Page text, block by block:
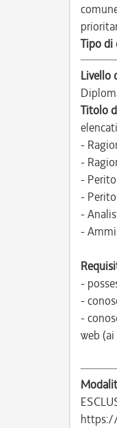
Tipo di
Livello
Titolo
-
-
-
-
-
-
-
-
-
web